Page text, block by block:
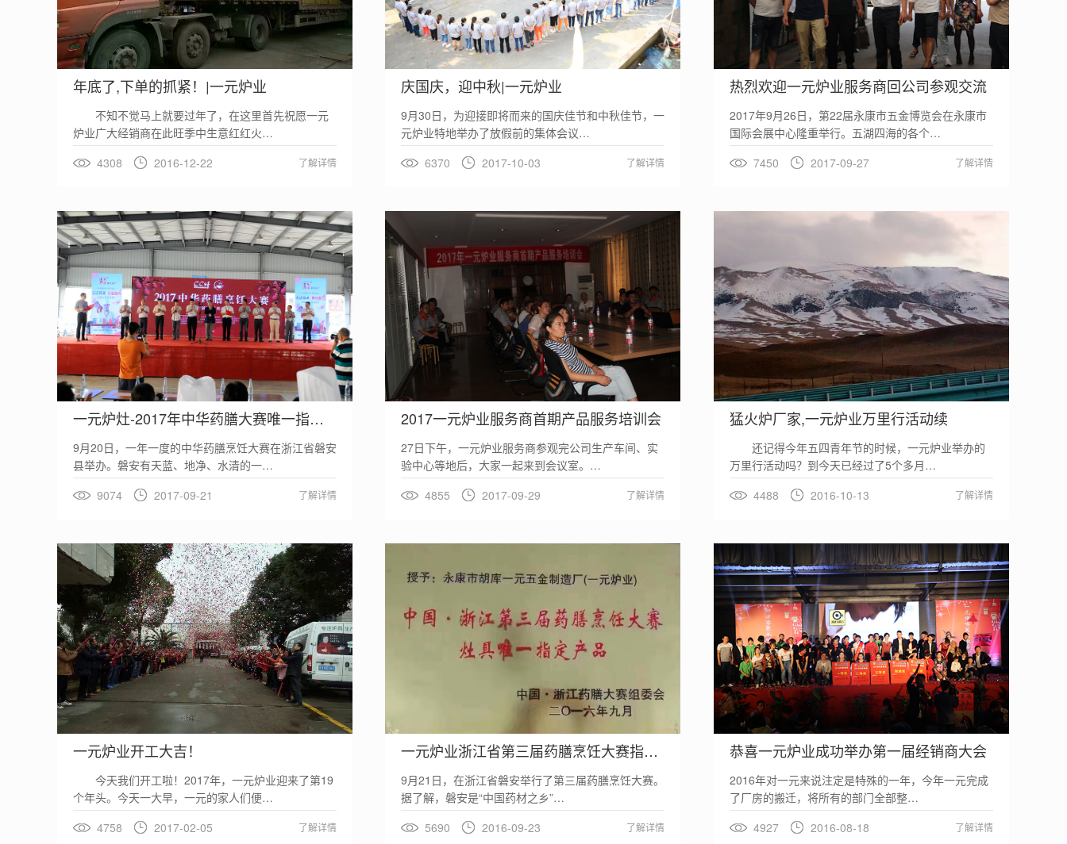
年底了,下单的抓紧！|一元炉业
不知不觉马上就要过年了，在这里首先祝愿一元
炉业广大经销商在此旺季中生意红红火…
4308
2016-12-22 了解详情
庆国庆，迎中秋|一元炉业
9月30日，为迎接即将而来的国庆佳节和中秋佳节，一
元炉业特地举办了放假前的集体会议…
6370
2017-10-03 了解详情
热烈欢迎一元炉业服务商回公司参观交流
2017年9月26日，第22届永康市五金博览会在永康市
国际会展中心隆重举行。五湖四海的各个…
7450
2017-09-27 了解详情
一元炉灶-2017年中华药膳大赛唯一指定专用炉…
9月20日，一年一度的中华药膳烹饪大赛在浙江省磐安
县举办。磐安有天蓝、地净、水清的一…
9074
2017-09-21 了解详情
2017一元炉业服务商首期产品服务培训会
27日下午，一元炉业服务商参观完公司生产车间、实
验中心等地后，大家一起来到会议室。…
4855
2017-09-29 了解详情
猛火炉厂家,一元炉业万里行活动续
还记得今年五四青年节的时候，一元炉业举办的
万里行活动吗？到今天已经过了5个多月…
4488
2016-10-13 了解详情
一元炉业开工大吉！
今天我们开工啦！2017年，一元炉业迎来了第19
个年头。今天一大早，一元的家人们便…
4758
2017-02-05 了解详情
一元炉业浙江省第三届药膳烹饪大赛指定炉具
9月21日，在浙江省磐安举行了第三届药膳烹饪大赛。
据了解，磐安是“中国药材之乡”…
5690
2016-09-23 了解详情
恭喜一元炉业成功举办第一届经销商大会
2016年对一元来说注定是特殊的一年，今年一元完成
了厂房的搬迁，将所有的部门全部整…
4927
2016-08-18 了解详情